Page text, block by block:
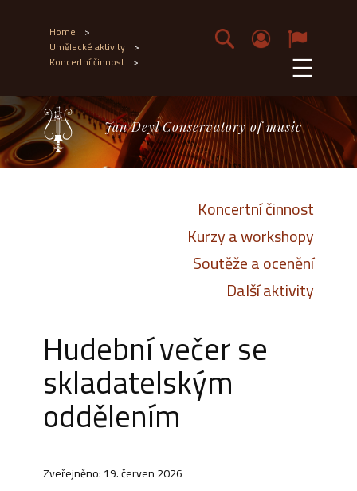
Home >
Umělecké aktivity >
Koncertní činnost > ☰
Jan Deyl Conservatory of music
Koncertní činnost
Kurzy a workshopy
Soutěže a ocenění
Další aktivity
Hudební večer se
skladatelským
oddělením
Zveřejněno: 19. červen 2026